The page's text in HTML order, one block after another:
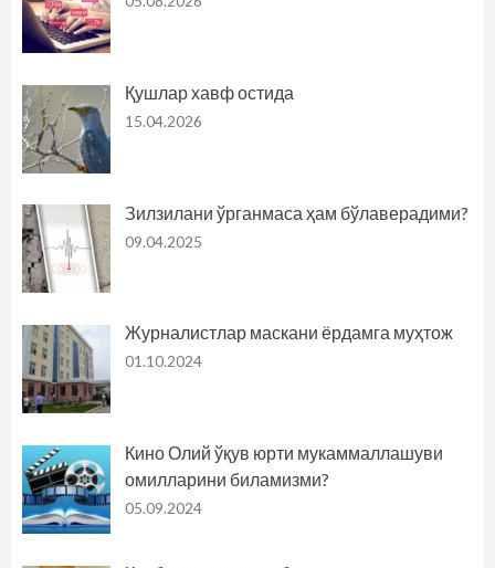
Қушлар хавф остида
15.04.2026
Зилзилани ўрганмаса ҳам бўлаверадими?
09.04.2025
Журналистлар маскани ёрдамга муҳтож
01.10.2024
Кино Олий ўқув юрти мукаммаллашуви
омилларини биламизми?
05.09.2024